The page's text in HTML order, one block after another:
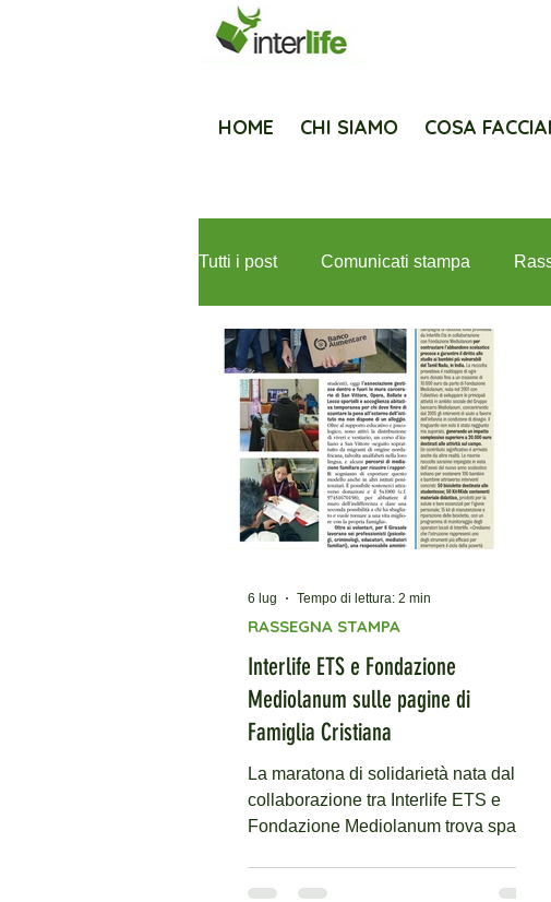
HOME CHI SIAMO COSA
Tutti i post Comunicati stampa
Newsletter Fondazione
Interlife ETS e Fondazione
Mediolanum sulle pagine di
Famiglia Cristiana
La maratona di solidarietà nata dalla
collaborazione tra Interlife ETS e
Fondazione Mediolanum trova spazio
RASSEGNA STAMPA
6 lug Tempo di lettura: 2 min